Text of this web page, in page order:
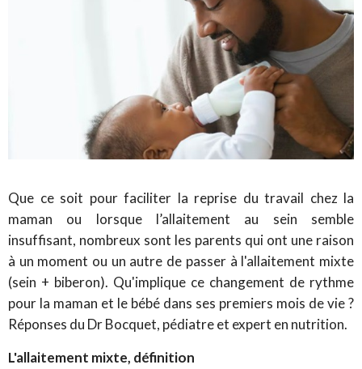
Que ce soit pour faciliter la reprise du travail chez la
maman ou lorsque l’allaitement au sein semble
insuffisant, nombreux sont les parents qui ont une raison
à un moment ou un autre de passer à l'allaitement mixte
(sein + biberon). Qu'implique ce changement de rythme
pour la maman et le bébé dans ses premiers mois de vie ?
Réponses du Dr Bocquet, pédiatre et expert en nutrition.
L'allaitement mixte, définition